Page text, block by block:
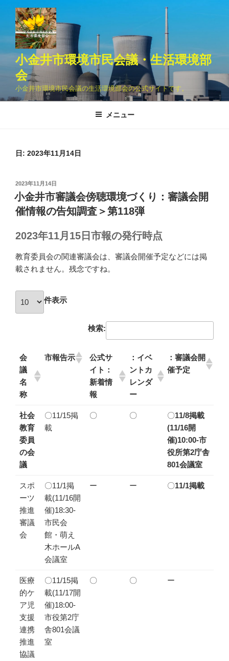
ツ
ッ
小金井市環境市民会議・生活環境部
会
小金井市環境市民会議の生活環境部会の公式サイトです。
メニュー
日: 2023年11月14日
投
稿
日:
2023年11月14日
小金井市審議会傍聴環境づくり：審議会開
催情報の告知調査＞第118弾
2023年11月15日市報の発行時点
教育委員会の関連審議会は、審議会開催予定などには掲
載されません。残念ですね。
件表示
検索:
会
議
名
称
市報告示
公式サ
イト：
新着情
報
：イベ
ントカ
レンダ
ー
：審議会開
催予定
社会
教育
委員
の会
議
〇11/15掲
載
〇 〇 〇11/8掲載
(11/16開
催)10:00-市
役所第2庁舎
801会議室
スポ
ーツ
推進
審議
会
〇11/1掲
載(11/16開
催)18:30-
市民会
館・萌え
木ホールA
会議室
ー ー 〇11/1掲載
医療
的ケ
ア児
支援
連携
推進
協議
〇11/15掲
載(11/17開
催)18:00-
市役第2庁
舎801会議
室
〇 〇 ー